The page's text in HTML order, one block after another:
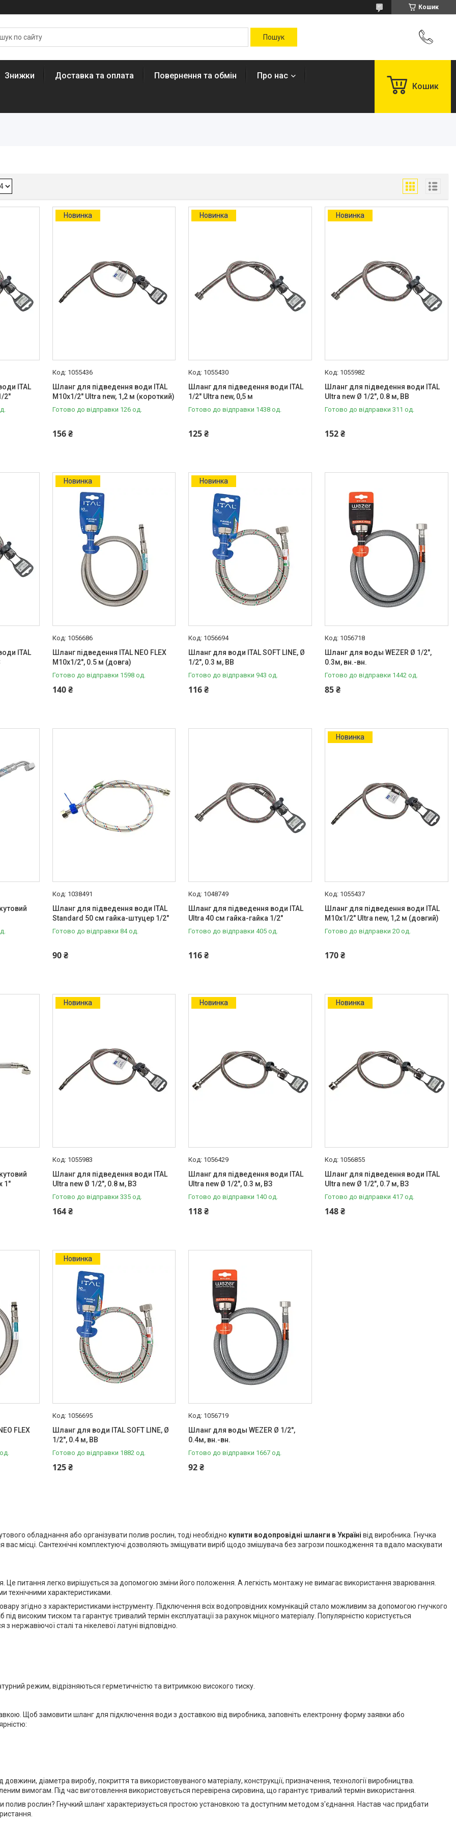
Кошик
Знижки Доставка та оплата Повернення та обмін Про нас
Кошик
ITAL
2"
Новинка
1055436
Шланг для підведення води ITAL
М10х1/2" Ultra new, 1,2 м (короткий)
Готово до відправки 126 од.
156 ₴
Новинка
1055430
Шланг для підведення води ITAL
1/2" Ultra new, 0,5 м
Готово до відправки 1438 од.
125 ₴
Новинка
1055982
Шланг для підведення води ITAL
Ultra new Ø 1/2", 0.8 м, ВВ
Готово до відправки 311 од.
152 ₴
ITAL
Новинка
1056686
Шланг підведення ITAL NEO FLEX
М10х1/2", 0.5 м (довга)
Готово до відправки 1598 од.
140 ₴
Новинка
1056694
Шланг для води ITAL SOFT LINE, Ø
1/2", 0.3 м, ВВ
Готово до відправки 943 од.
116 ₴
1056718
Шланг для воды WEZER Ø 1/2",
0.3м, вн.-вн.
Готово до відправки 1442 од.
85 ₴
1038491
Шланг для підведення води ITAL
Standard 50 см гайка-штуцер 1/2"
Готово до відправки 84 од.
90 ₴
1048749
Шланг для підведення води ITAL
Ultra 40 см гайка-гайка 1/2"
Готово до відправки 405 од.
116 ₴
Новинка
1055437
Шланг для підведення води ITAL
М10х1/2" Ultra new, 1,2 м (довгий)
Готово до відправки 20 од.
170 ₴
1"
Новинка
1055983
Шланг для підведення води ITAL
Ultra new Ø 1/2", 0.8 м, ВЗ
Готово до відправки 335 од.
164 ₴
Новинка
1056429
Шланг для підведення води ITAL
Ultra new Ø 1/2", 0.3 м, ВЗ
Готово до відправки 140 од.
118 ₴
Новинка
1056855
Шланг для підведення води ITAL
Ultra new Ø 1/2", 0.7 м, ВЗ
Готово до відправки 417 од.
148 ₴
FLEX
Новинка
1056695
Шланг для води ITAL SOFT LINE, Ø
1/2", 0.4 м, ВВ
Готово до відправки 1882 од.
125 ₴
1056719
Шланг для воды WEZER Ø 1/2",
0.4м, вн.-вн.
Готово до відправки 1667 од.
92 ₴
обладнання або організувати полив рослин, тоді необхідно купити водопровідні шланги в Україні від виробника. Гнучка
вас місці. Сантехнічні комплектуючі дозволяють зміщувати виріб щодо змішувача без загрози пошкодження та вдало маскувати
Це питання легко вирішується за допомогою зміни його положення. А легкість монтажу не вимагає використання зварювання.
технічними характеристиками.
згідно з характеристиками інструменту. Підключення всіх водопровідних комунікацій стало можливим за допомогою гнучкого
високим тиском та гарантує тривалий термін експлуатації за рахунок міцного матеріалу. Популярністю користується
сталі та нікелевої латуні відповідно.
режим, відрізняються герметичністю та витримкою високого тиску.
Щоб замовити шланг для підключення води з доставкою від виробника, заповніть електронну форму заявки або
довжини, діаметра виробу, покриття та використовуваного матеріалу, конструкції, призначення, технології виробництва.
вимогам. Під час виготовлення використовується перевірена сировина, що гарантує тривалий термін використання.
полив рослин? Гнучкий шланг характеризується простою установкою та доступним методом з'єднання. Настав час придбати